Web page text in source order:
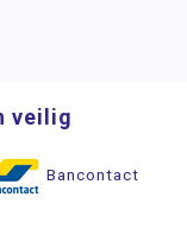
veilig
Bancontact